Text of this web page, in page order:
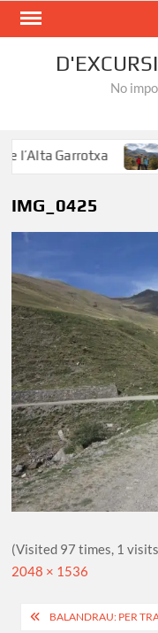
Skip
No
Garrotxa
IMG_0425
(Visited 97 times, 1
Full
2048 × 1536
Navegació
BALANDRAU: PER